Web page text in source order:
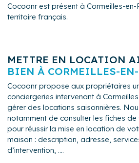
Cocoonr est présent à Cormeilles-en-
territoire français.
METTRE EN LOCATION
BIEN À CORMEILLES-
Cocoonr propose aux propriétaires
conciergeries intervenant à
gérer des locations saisonnières.
notamment de consulter les fiches de
pour réussir la mise en location de
maison : description, adresse,
d’intervention, ....